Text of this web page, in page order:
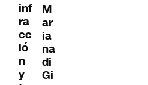
inf
ra
cc
ió
n
y
M
ar
ia
na
di
Gi